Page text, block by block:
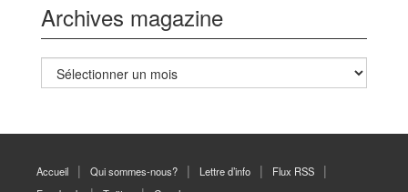
Archives magazine
Archives
magazine
Accueil Qui sommes-nous? Lettre d’info
Flux RSS